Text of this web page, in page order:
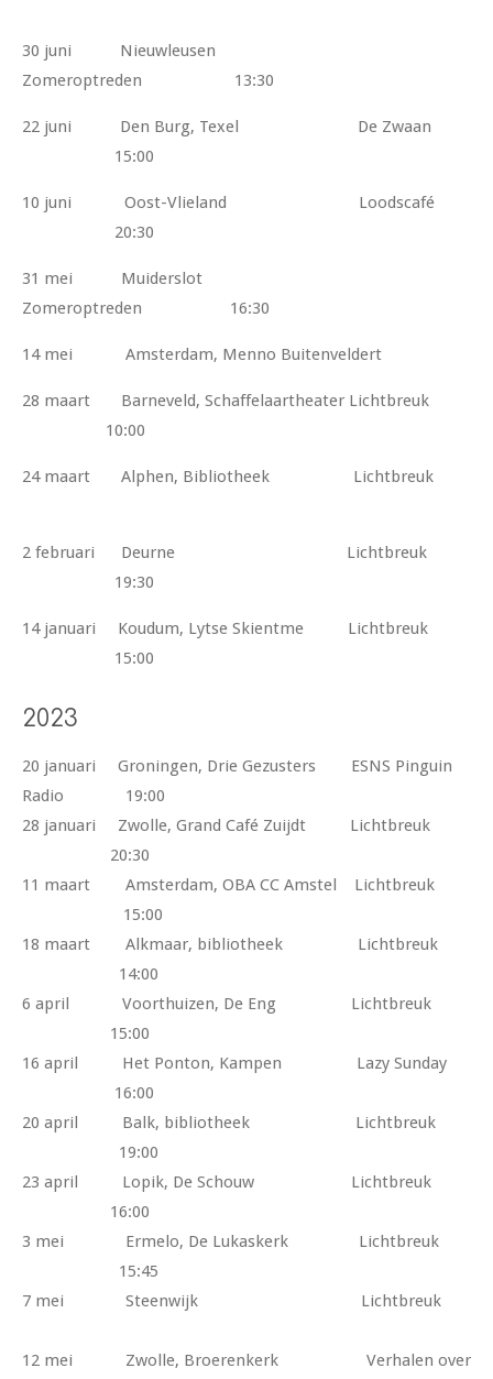
30 juni Nieuwleusen
Zomeroptreden 13:30
22 juni Den Burg, Texel De Zwaan
15:00
10 juni Oost-Vlieland Loodscafé
20:30
31 mei Muiderslot
Zomeroptreden 16:30
14 mei Amsterdam, Menno Buitenveldert
28 maart Barneveld, Schaffelaartheater Lichtbreuk
10:00
24 maart Alphen, Bibliotheek Lichtbreuk
2 februari Deurne Lichtbreuk
19:30
14 januari Koudum, Lytse Skientme Lichtbreuk
15:00
2023
20 januari Groningen, Drie Gezusters ESNS Pinguin
Radio 19:00
28 januari Zwolle, Grand Café Zuijdt Lichtbreuk
20:30
11 maart Amsterdam, OBA CC Amstel Lichtbreuk
15:00
18 maart Alkmaar, bibliotheek Lichtbreuk
14:00
6 april Voorthuizen, De Eng Lichtbreuk
15:00
16 april Het Ponton, Kampen Lazy Sunday
16:00
20 april Balk, bibliotheek Lichtbreuk
19:00
23 april Lopik, De Schouw Lichtbreuk
16:00
3 mei Ermelo, De Lukaskerk Lichtbreuk
15:45
7 mei Steenwijk Lichtbreuk
12 mei Zwolle, Broerenkerk Verhalen over